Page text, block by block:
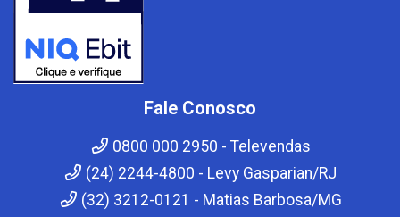
Fale Conosco
0800 000 2950 - Televendas
(24) 2244-4800 - Levy Gasparian/RJ
(32) 3212-0121 - Matias Barbosa/MG